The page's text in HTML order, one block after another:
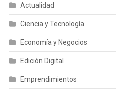
Actualidad
Ciencia y Tecnología
Economía y Negocios
Edición Digital
Emprendimientos